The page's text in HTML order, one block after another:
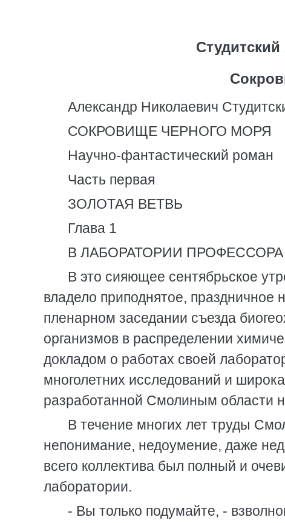
Александр Николаевич
СОКРОВИЩЕ ЧЕРНОГО МОРЯ
Научно-фантастический роман
Часть первая
ЗОЛОТАЯ ВЕТВЬ
Глава 1
В ЛАБОРАТОРИИ
В это сияющее сентябрьское
владело приподнятое,
пленарном заседании съезда
организмов в распределении
докладом о работах своей
многолетних исследований и
разработанной Смолиным области
В течение многих лет труды
непонимание, недоумение, даже
всего коллектива был полный и
лаборатории.
- Вы только подумайте, -